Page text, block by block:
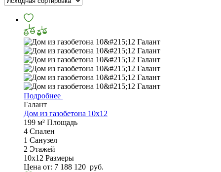
Подробнее
Галант
Дом из газобетона 10х12
199 м² Площадь
4 Спален
1 Санузел
2 Этажей
10х12 Размеры
Цена от: 7 188 120 руб.